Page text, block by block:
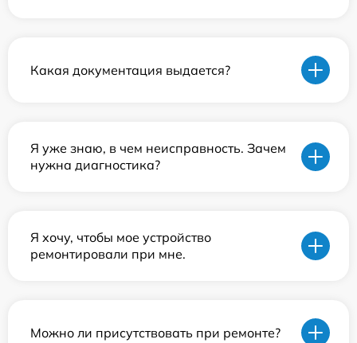
Какая документация выдается?
Я уже знаю, в чем неисправность. Зачем
нужна диагностика?
Я хочу, чтобы мое устройство
ремонтировали при мне.
Можно ли присутствовать при ремонте?